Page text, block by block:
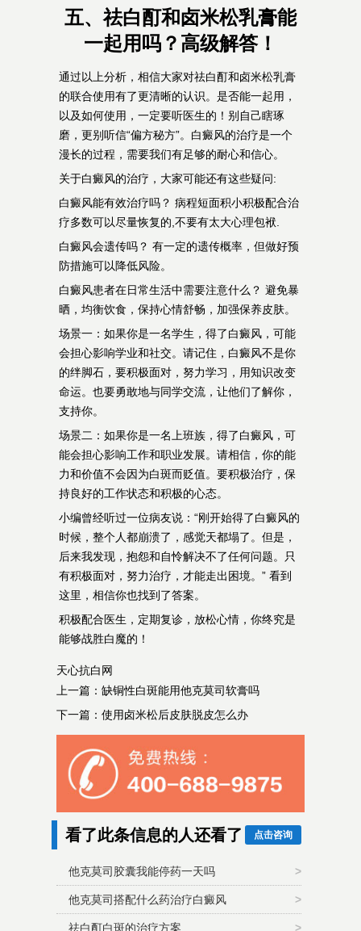
五、祛白酊和卤米松乳膏能
一起用吗？高级解答！
通过以上分析，相信大家对祛白酊和卤米松乳膏
的联合使用有了更清晰的认识。是否能一起用，
以及如何使用，一定要听医生的！别自己瞎琢
磨，更别听信“偏方秘方”。白癜风的治疗是一个
漫长的过程，需要我们有足够的耐心和信心。
关于白癜风的治疗，大家可能还有这些疑问:
白癜风能有效治疗吗？ 病程短面积小积极配合治
疗多数可以尽量恢复的,不要有太大心理包袱.
白癜风会遗传吗？ 有一定的遗传概率，但做好预
防措施可以降低风险。
白癜风患者在日常生活中需要注意什么？ 避免暴
晒，均衡饮食，保持心情舒畅，加强保养皮肤。
场景一：如果你是一名学生，得了白癜风，可能
会担心影响学业和社交。请记住，白癜风不是你
的绊脚石，要积极面对，努力学习，用知识改变
命运。也要勇敢地与同学交流，让他们了解你，
支持你。
场景二：如果你是一名上班族，得了白癜风，可
能会担心影响工作和职业发展。请相信，你的能
力和价值不会因为白斑而贬值。要积极治疗，保
持良好的工作状态和积极的心态。
小编曾经听过一位病友说：“刚开始得了白癜风的
时候，整个人都崩溃了，感觉天都塌了。但是，
后来我发现，抱怨和自怜解决不了任何问题。只
有积极面对，努力治疗，才能走出困境。” 看到
这里，相信你也找到了答案。
积极配合医生，定期复诊，放松心情，你终究是
能够战胜白魔的！
天心抗白网
上一篇：缺铜性白斑能用他克莫司软膏吗
下一篇：使用卤米松后皮肤脱皮怎么办
点击咨询
看了此条信息的人还看了
他克莫司胶囊我能停药一天吗 >
他克莫司搭配什么药治疗白癜风 >
祛白酊白斑的治疗方案 >